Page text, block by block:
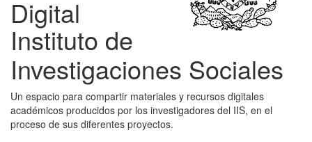
Digital
Instituto de
Investigaciones Sociales
Un espacio para compartir materiales y recursos digitales
académicos producidos por los investigadores del IIS, en el
proceso de sus diferentes proyectos.